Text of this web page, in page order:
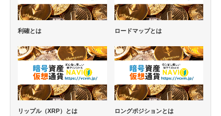
利確とは ロードマップとは
リップル（XRP）とは ロングポジションとは